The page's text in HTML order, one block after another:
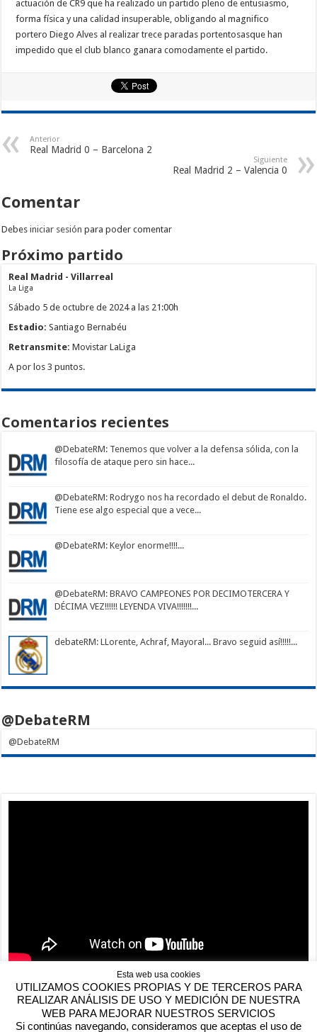
actuación de CR9 que ha realizado un partido pleno de entusiasmo,
forma física y una calidad insuperable, obligando al magnifico
portero Diego Alves al realizar trece paradas portentosasque han
impedido que el club blanco ganara comodamente el partido.
Anterior
Real Madrid 0 – Barcelona 2
Siguiente
Real Madrid 2 – Valencia 0
Comentar
Debesiniciar sesión para poder comentar
Próximo partido
Real Madrid - Villarreal
La Liga
Sábado 5 de octubre de 2024 a las 21:00h
Estadio: Santiago Bernabéu
Retransmite: Movistar LaLiga
A por los 3 puntos.
Comentarios recientes
@DebateRM: Tenemos que volver a la defensa sólida, con la
filosofía de ataque pero sin hace...
@DebateRM: Rodrygo nos ha recordado el debut de Ronaldo.
Tiene ese algo especial que a vece...
@DebateRM: Keylor enorme!!!!...
@DebateRM: BRAVO CAMPEONES POR DECIMOTERCERA Y
DÉCIMA VEZ!!!!!! LEYENDA VIVA!!!!!!!...
debateRM: LLorente, Achraf, Mayoral... Bravo seguid así!!!!!...
@DebateRM
@DebateRM
Esta web usa cookies
UTILIZAMOS COOKIES PROPIAS Y DE TERCEROS PARA
REALIZAR ANÁLISIS DE USO Y MEDICIÓN DE NUESTRA
WEB PARA MEJORAR NUESTROS SERVICIOS
Si continúas navegando, consideramos que aceptas el uso de